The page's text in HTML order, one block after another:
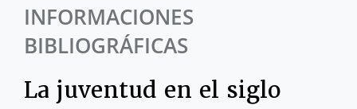
INFORMACIONES
BIBLIOGRÁFICAS
La juventud en el siglo